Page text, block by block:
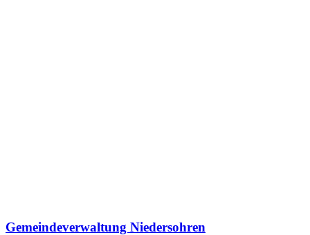
Gemeindeverwaltung Niedersohren